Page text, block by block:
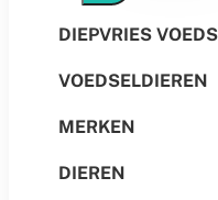
DIEPVRIES
VOEDSELDIEREN
MERKEN
DIEREN